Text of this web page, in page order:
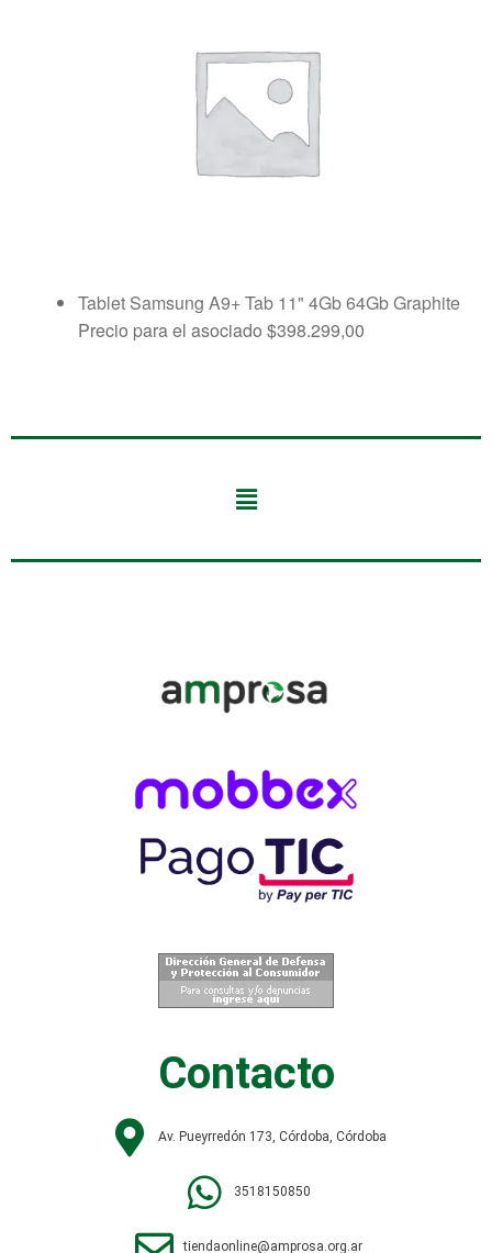
Tablet Samsung A9+ Tab 11" 4Gb 64Gb Graphite
Precio para el asociado $398.299,00
Contacto
Av. Pueyrredón 173, Córdoba, Córdoba
3518150850
tiendaonline@amprosa.org.ar